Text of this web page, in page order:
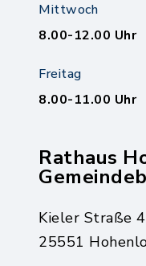
Mittwoch
8.00-12.00 Uhr
Freitag
8.00-11.00 Uhr
Rathaus
Kieler Straße
25551